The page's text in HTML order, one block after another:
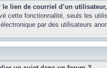
lien de courriel d’un
cette fonctionnalité, seuls les
par des utilisateurs